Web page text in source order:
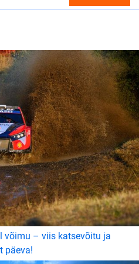
võimu – viis katsevõitu ja
päeva!